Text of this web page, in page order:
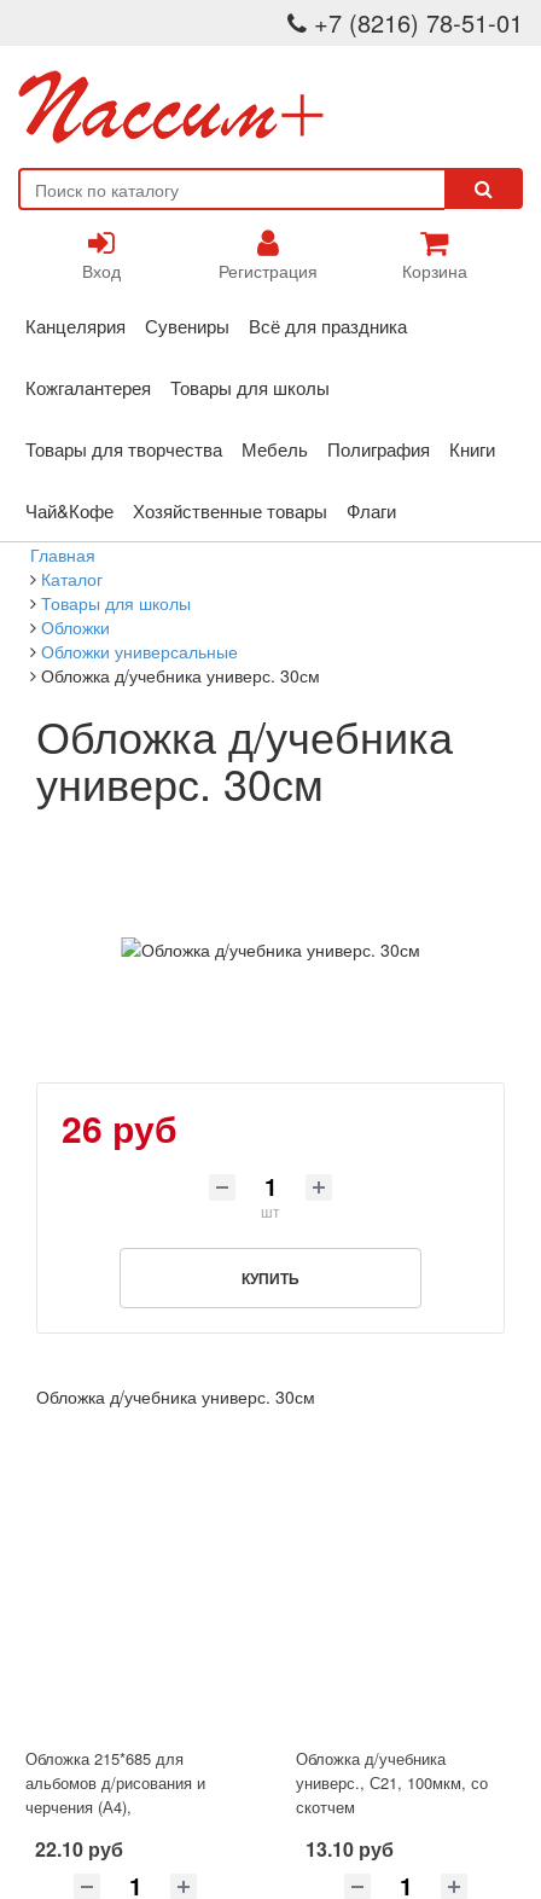
+7 (8216) 78-51-01
Вход Регистрация Корзина
Канцелярия Сувениры Всё для праздника
Кожгалантерея Товары для школы
Товары для творчества Мебель Полиграфия Книги
Чай&Кофе Хозяйственные товары Флаги
Главная
Каталог
Товары для школы
Обложки
Обложки универсальные
Обложка д/учебника универс. 30см
Обложка д/учебника
универс. 30см
26 руб
шт
КУПИТЬ
Обложка д/учебника универс. 30см
Обложка 215*685 для
альбомов д/рисования и
черчения (А4),
Line, ПВХ 110мкм,
22.10 руб
Обложка д/учебника
универс., С21, 100мкм, со
скотчем
13.10 руб